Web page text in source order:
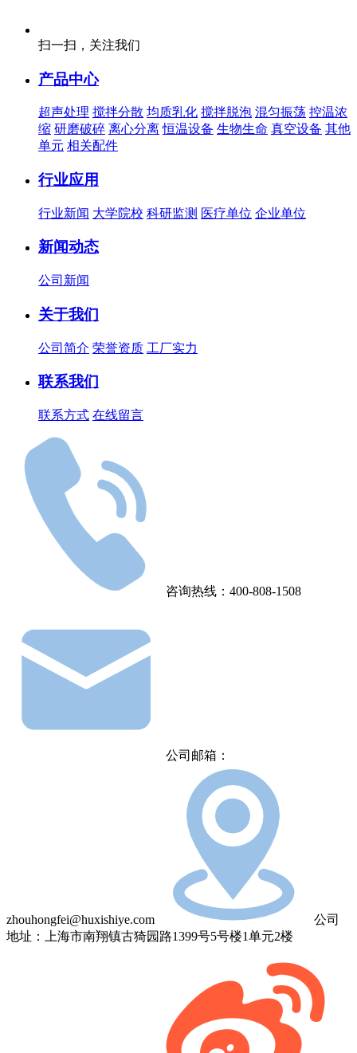
扫一扫，关注我们
产品中心
超声处理 搅拌分散 均质乳化 搅拌脱泡 混匀振荡 控温浓
缩 研磨破碎 离心分离 恒温设备 生物生命 真空设备 其他
单元 相关配件
行业应用
行业新闻 大学院校 科研监测 医疗单位 企业单位
新闻动态
公司新闻
关于我们
公司简介 荣誉资质 工厂实力
联系我们
联系方式 在线留言
咨询热线：400-808-1508
公司邮箱：
zhouhongfei@huxishiye.com
公司
地址：上海市南翔镇古猗园路1399号5号楼1单元2楼